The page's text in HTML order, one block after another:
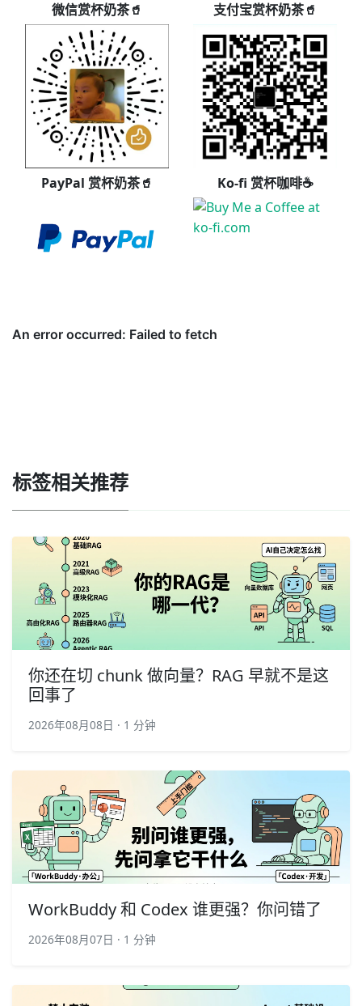
微信赏杯奶茶🥤 支付宝赏杯奶茶🥤
PayPal 赏杯奶茶🥤 Ko-fi 赏杯咖啡☕
标签相关推荐
你还在切 chunk 做向量？RAG 早就不是这
回事了
2026年08月08日 · 1 分钟
WorkBuddy 和 Codex 谁更强？你问错了
2026年08月07日 · 1 分钟